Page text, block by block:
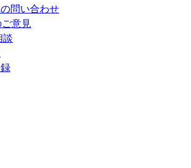
問い合わせ
意見
談